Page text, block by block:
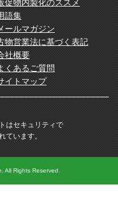
促物内製化のススメ
語集
ールマガジン
物営業法に基づく表記
社概要
くあるご質問
イトマップ
はセキュリティで
ています。
All Rights Reserved.